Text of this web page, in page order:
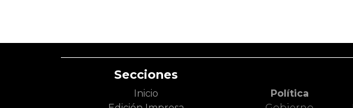
Secciones
Inicio
Política